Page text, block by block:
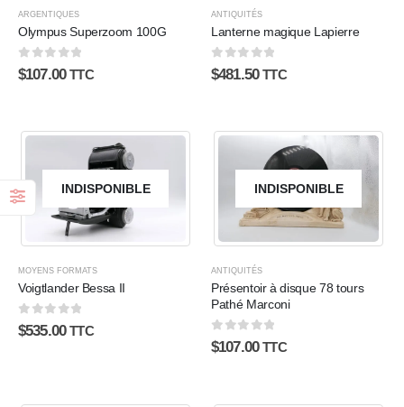
ARGENTIQUES
Olympus Superzoom 100G
0sur 5
$107.00 TTC
ANTIQUITÉS
Lanterne magique Lapierre
0 sur 5
$481.50 TTC
INDISPONIBLE
MOYENS FORMATS
Voigtlander Bessa II
0sur 5
$535.00 TTC
INDISPONIBLE
ANTIQUITÉS
Présentoir à disque 78 tours
Pathé Marconi
0sur 5
$107.00 TTC